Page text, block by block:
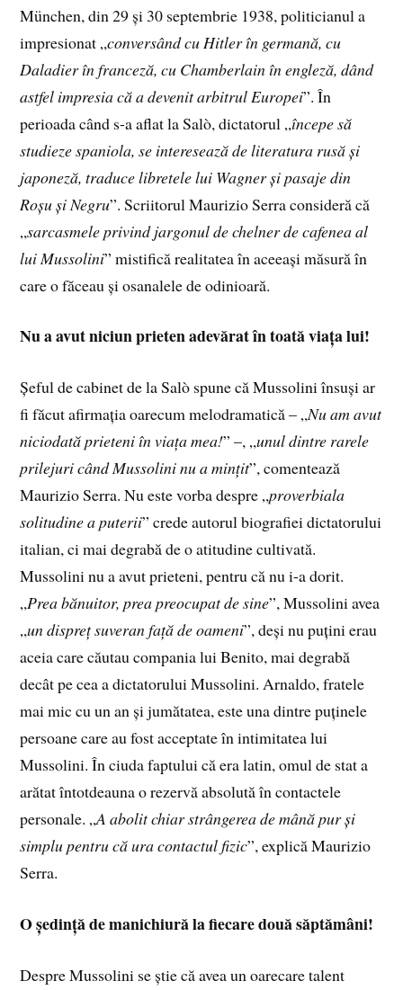
München, din 29 și 30 septembrie 1938, politicianul a
impresionat „conversând cu Hitler în germană, cu
Daladier în franceză, cu Chamberlain în engleză, dând
astfel impresia că a devenit arbitrul Europei”. În
perioada când s-a aflat la Salò, dictatorul „începe să
studieze spaniola, se interesează de literatura rusă și
japoneză, traduce libretele lui Wagner și pasaje din
Roșu și Negru”. Scriitorul Maurizio Serra consideră că
„sarcasmele privind jargonul de chelner de cafenea al
lui Mussolini” mistifică realitatea în aceeași măsură în
care o făceau și osanalele de odinioară.
Nu a avut niciun prieten adevărat în toată viața lui!
Șeful de cabinet de la Salò spune că Mussolini însuși ar
fi făcut afirmația oarecum melodramatică – „Nu am avut
niciodată prieteni în viața mea!” –, „unul dintre rarele
prilejuri când Mussolini nu a mințit”, comentează
Maurizio Serra. Nu este vorba despre „proverbiala
solitudine a puterii” crede autorul biografiei dictatorului
italian, ci mai degrabă de o atitudine cultivată.
Mussolini nu a avut prieteni, pentru că nu i-a dorit.
„Prea bănuitor, prea preocupat de sine”, Mussolini avea
„un dispreț suveran față de oameni”, deși nu puțini erau
aceia care căutau compania lui Benito, mai degrabă
decât pe cea a dictatorului Mussolini. Arnaldo, fratele
mai mic cu un an și jumătatea, este una dintre puținele
persoane care au fost acceptate în intimitatea lui
Mussolini. În ciuda faptului că era latin, omul de stat a
arătat întotdeauna o rezervă absolută în contactele
personale. „A abolit chiar strângerea de mână pur și
simplu pentru că ura contactul fizic”, explică Maurizio
Serra.
O ședință de manichiură la fiecare două săptămâni!
Despre Mussolini se știe că avea un oarecare talent